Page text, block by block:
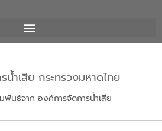
น้ำเสีย กระทรวงมหาดไทย
พันธ์จาก องค์การจัดการน้ำเสีย